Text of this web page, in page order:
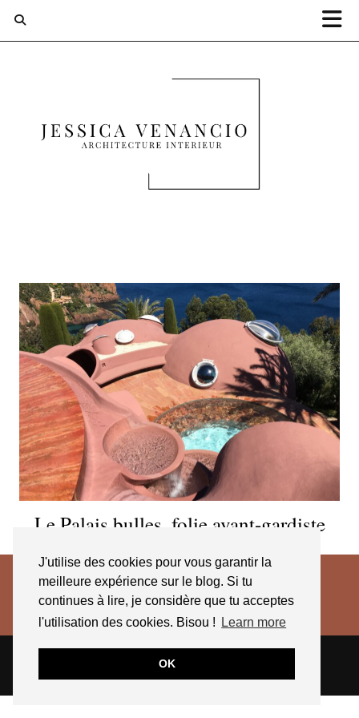
J'utilise des cookies pour vous garantir la
meilleure expérience sur le blog. Si tu
continues à lire, je considère que tu acceptes
l'utilisation des cookies. Bisou !
Learn more
OK
Le Palais bulles, folie avant-gardiste
THEME CREATED BYpipdig